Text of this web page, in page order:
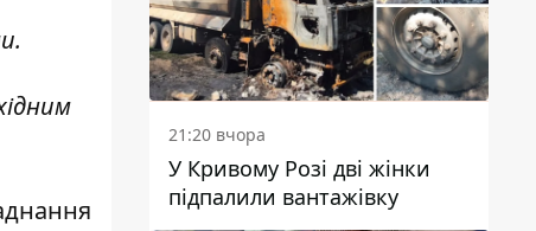
21:20 вчора
У Кривому Розі дві жінки
підпалили вантажівку